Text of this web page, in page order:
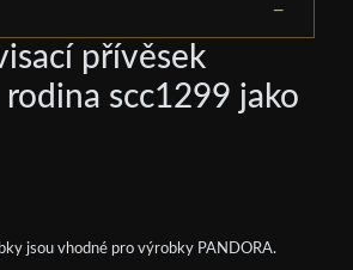
přívěsek
rodina scc1299 jako
jsou vhodné pro výrobky PANDORA.